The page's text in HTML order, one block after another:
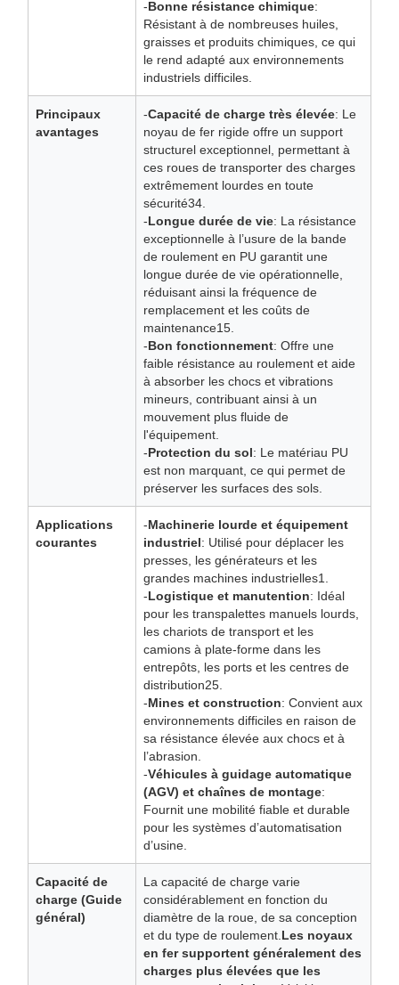
-Bonne résistance chimique:
Résistant à de nombreuses huiles,
graisses et produits chimiques, ce qui
le rend adapté aux environnements
industriels difficiles.
Principaux
avantages
-Capacité de charge très élevée: Le
noyau de fer rigide offre un support
structurel exceptionnel, permettant à
ces roues de transporter des charges
extrêmement lourdes en toute
sécurité34.
-Longue durée de vie: La résistance
exceptionnelle à l’usure de la bande
de roulement en PU garantit une
longue durée de vie opérationnelle,
réduisant ainsi la fréquence de
remplacement et les coûts de
maintenance15.
-Bon fonctionnement: Offre une
faible résistance au roulement et aide
à absorber les chocs et vibrations
mineurs, contribuant ainsi à un
mouvement plus fluide de
l'équipement.
-Protection du sol: Le matériau PU
est non marquant, ce qui permet de
préserver les surfaces des sols.
Applications
courantes
-Machinerie lourde et équipement
industriel: Utilisé pour déplacer les
presses, les générateurs et les
grandes machines industrielles1.
-Logistique et manutention: Idéal
pour les transpalettes manuels lourds,
les chariots de transport et les
camions à plate-forme dans les
entrepôts, les ports et les centres de
distribution25.
-Mines et construction: Convient aux
environnements difficiles en raison de
sa résistance élevée aux chocs et à
l’abrasion.
-Véhicules à guidage automatique
(AGV) et chaînes de montage:
Fournit une mobilité fiable et durable
pour les systèmes d’automatisation
d’usine.
Capacité de
charge (Guide
général)
La capacité de charge varie
considérablement en fonction du
diamètre de la roue, de sa conception
et du type de roulement. Les noyaux
en fer supportent généralement des
charges plus élevées que les